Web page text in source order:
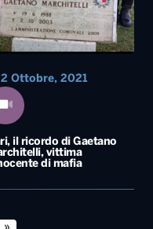
il ricordo di Gaetano
vittima
di mafia
2 Ottobre, 2021